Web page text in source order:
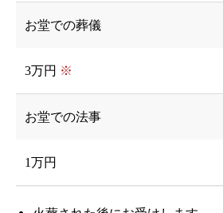
お堂での葬儀
3万円 ※
お堂での法事
1万円